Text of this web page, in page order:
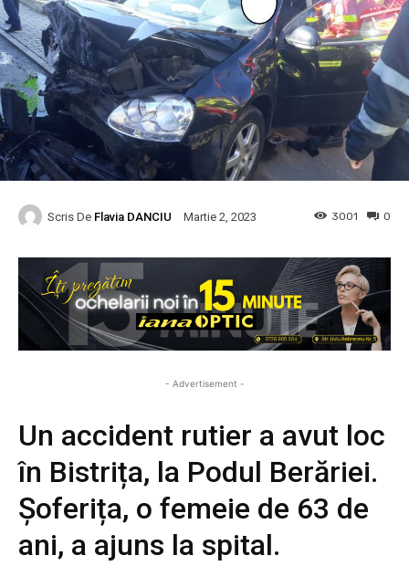
Scris De Flavia DANCIU Martie 2, 2023 0
3001
- Advertisement -
Un accident rutier a avut loc
în Bistrița, la Podul Berăriei.
Șoferița, o femeie de 63 de
ani, a ajuns la spital.